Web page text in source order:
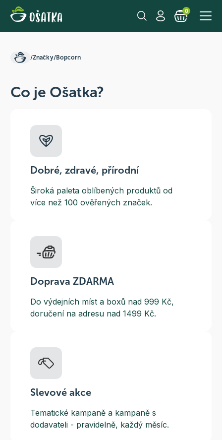
0
/Značky/Bopcorn
Co je Ošatka?
Dobré, zdravé, přírodní
Široká paleta oblíbených produktů od
více než 100 ověřených značek.
Doprava ZDARMA
Do výdejních míst a boxů nad 999 Kč,
doručení na adresu nad 1499 Kč.
Slevové akce
Tematické kampaně a kampaně s
dodavateli - pravidelně, každý měsíc.